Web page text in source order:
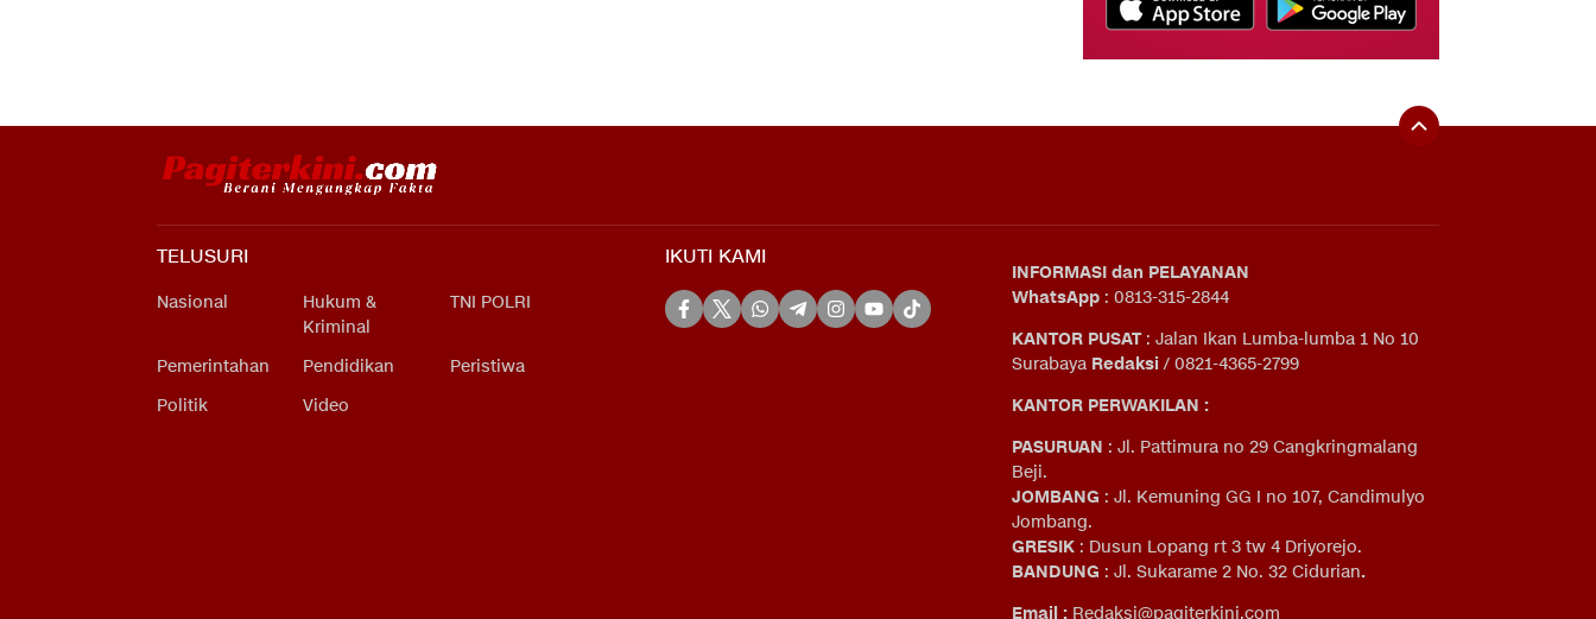
TELUSURI
Nasional
Hukum &
Kriminal
TNI POLRI
Pemerintahan Pendidikan
Peristiwa
Politik
Video
IKUTI KAMI
INFORMASI dan PELAYANAN
WhatsApp : 0813-315-2844
KANTOR PUSAT: Jalan Ikan Lumba-lumba 1 No 10
Surabaya Redaksi / 0821-4365-2799
KANTOR PERWAKILAN :
PASURUAN : Jl. Pattimura no 29 Cangkringmalang
Beji.
JOMBANG : Jl. Kemuning GG I no 107, Candimulyo
Jombang.
GRESIK : Dusun Lopang rt 3 tw 4 Driyorejo.
BANDUNG : Jl. Sukarame 2 No. 32 Cidurian.
Email : Redaksi@pagiterkini.com